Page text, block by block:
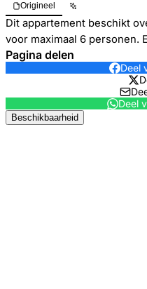
Origineel
Dit appartement beschikt
voor maximaal 6 personen.
Pagina delen
Deel
Deel
Beschikbaarheid